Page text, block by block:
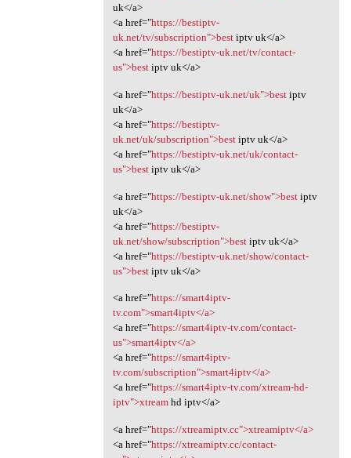
uk</a>
<a href="https://bestiptv-
uk.net/tv/subscription">bestiptv uk</a>
<a href="https://bestiptv-uk.net/tv/contact-
us">bestiptv uk</a>
<a href="https://bestiptv-uk.net/uk">bestiptv
uk</a>
<a href="https://bestiptv-
uk.net/uk/subscription">bestiptv uk</a>
<a href="https://bestiptv-uk.net/uk/contact-
us">bestiptv uk</a>
<a href="https://bestiptv-uk.net/show">bestiptv
uk</a>
<a href="https://bestiptv-
uk.net/show/subscription">bestiptv uk</a>
<a href="https://bestiptv-uk.net/show/contact-
us">bestiptv uk</a>
<a href="https://smart4iptv-
tv.com">smart4iptv</a>
<a href="https://smart4iptv-tv.com/contact-
us">smart4iptv</a>
<a href="https://smart4iptv-
tv.com/subscription">smart4iptv</a>
<a href="https://smart4iptv-tv.com/xtream-hd-
iptv">xtreamhd iptv</a>
<a href="https://xtreamiptv.cc">xtreamiptv</a>
<a href="https://xtreamiptv.cc/contact-